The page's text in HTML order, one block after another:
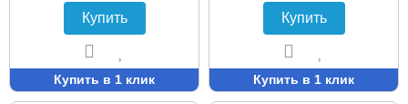
Купить
Купить в 1 клик
Купить
Купить в 1 клик